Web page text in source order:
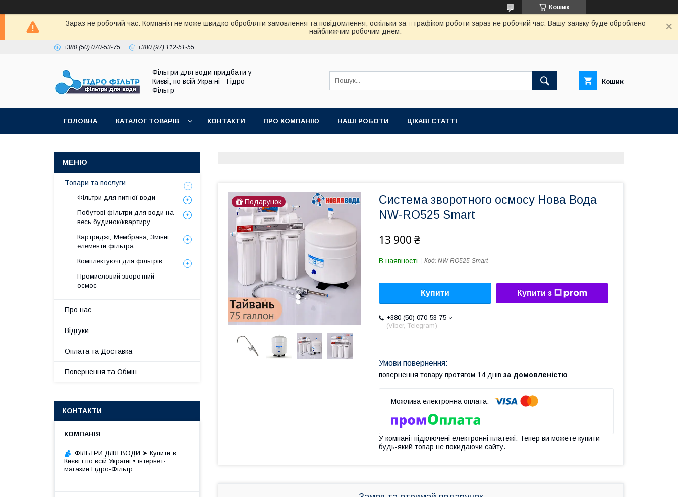
Кошик
Зараз не робочий час. Компанія не може швидко обробляти замовлення та повідомлення, оскільки за її графіком роботи зараз не робочий час. Вашу заявку буде оброблено
найближчим робочим днем.
+380 (50) 070-53-75 +380 (97) 112-51-55
Фільтри для води придбати у
Києві, по всій Україні - Гідро-
Фільтр
Кошик
ГОЛОВНА КАТАЛОГ ТОВАРІВ КОНТАКТИ ПРО КОМПАНІЮ НАШІ РОБОТИ ЦІКАВІ СТАТТІ
Подарунок
Система зворотного осмосу Нова Вода
NW-RO525 Smart
13 900 ₴
В наявності Код: NW-RO525-Smart
Купити Купити з
+380 (50) 070-53-75
(Viber, Telegram)
повернення товару протягом 14 днів за домовленістю
У компанії підключені електронні платежі. Тепер ви можете купити
будь-який товар не покидаючи сайту.
Товари та послуги
Фільтри для питної води
Побутові фільтри для води на
весь будинок/квартиру
Картриджі, Мембрана, Змінні
елементи фільтра
Комплектуючі для фільтрів
Промисловий зворотний
осмос
Про нас
Відгуки
Оплата та Доставка
Повернення та Обмін
КОНТАКТИ
ФІЛЬТРИ ДЛЯ ВОДИ ➤ Купити в
Києві і по всій Україні • інтернет-
магазин Гідро-Фільтр